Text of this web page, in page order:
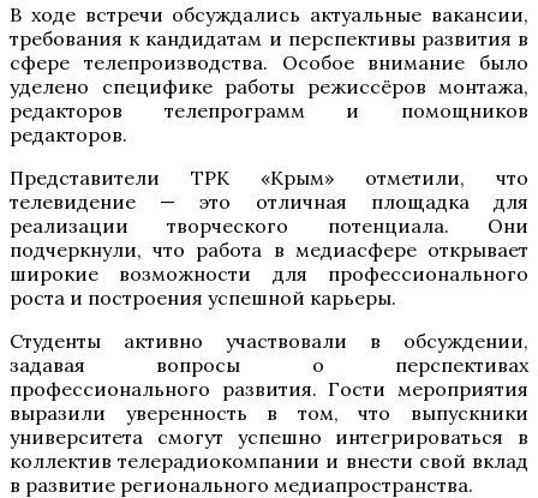
В ходе встречи обсуждались актуальные вакансии,
требования к кандидатам и перспективы развития в
сфере телепроизводства. Особое внимание было
уделено специфике работы режиссёров монтажа,
редакторов телепрограмм и помощников
редакторов.
Представители ТРК «Крым» отметили, что
телевидение — это отличная площадка для
реализации творческого потенциала. Они
подчеркнули, что работа в медиасфере открывает
широкие возможности для профессионального
роста и построения успешной карьеры.
Студенты активно участвовали в обсуждении,
задавая вопросы о перспективах
профессионального развития. Гости мероприятия
выразили уверенность в том, что выпускники
университета смогут успешно интегрироваться в
коллектив телерадиокомпании и внести свой вклад
в развитие регионального медиапространства.